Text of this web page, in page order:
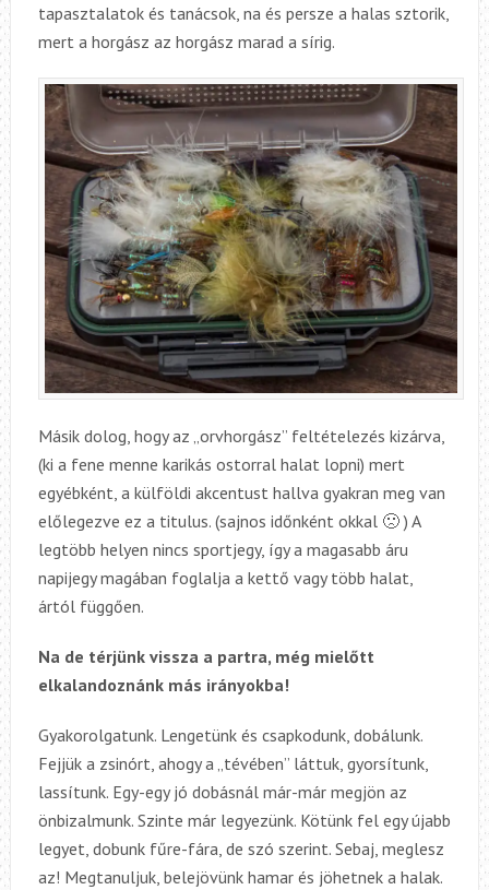
tapasztalatok és tanácsok, na és persze a halas sztorik,
mert a horgász az horgász marad a sírig.
Másik dolog, hogy az „orvhorgász” feltételezés kizárva,
(ki a fene menne karikás ostorral halat lopni) mert
egyébként, a külföldi akcentust hallva gyakran meg van
előlegezve ez a titulus. (sajnos időnként okkal 🙁 ) A
legtöbb helyen nincs sportjegy, így a magasabb áru
napijegy magában foglalja a kettő vagy több halat,
ártól függően.
Na de térjünk vissza a partra, még mielőtt
elkalandoznánk más irányokba!
Gyakorolgatunk. Lengetünk és csapkodunk, dobálunk.
Fejjük a zsinórt, ahogy a „tévében” láttuk, gyorsítunk,
lassítunk. Egy-egy jó dobásnál már-már megjön az
önbizalmunk. Szinte már legyezünk. Kötünk fel egy újabb
legyet, dobunk fűre-fára, de szó szerint. Sebaj, meglesz
az! Megtanuljuk, belejövünk hamar és jöhetnek a halak.